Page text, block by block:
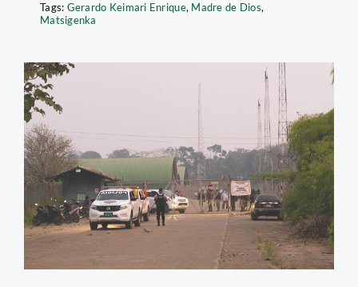
Tags: Gerardo Keimari Enrique, Madre de Dios,
Matsigenka
base-aérea-fap-foto-
wuilmar-briceño-spda